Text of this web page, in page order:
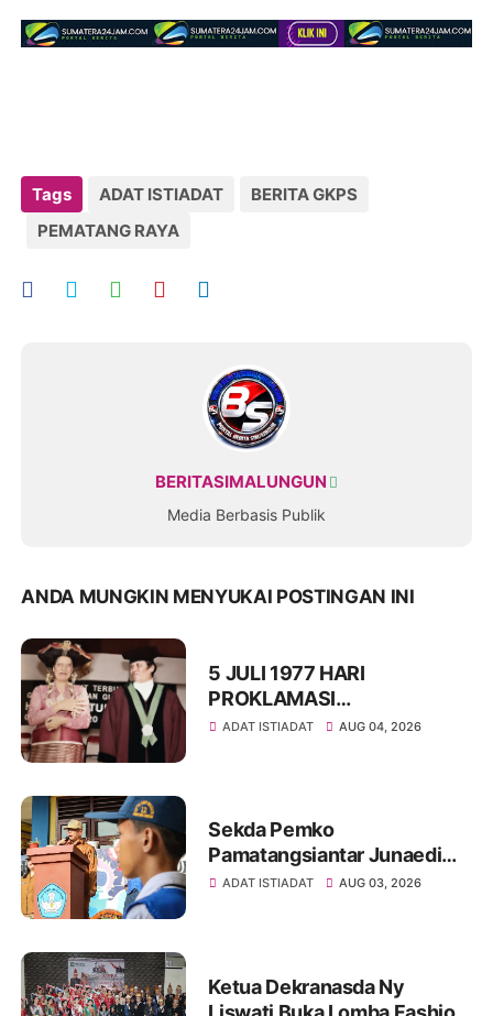
Tags ADAT ISTIADAT
BERITA GKPS
PEMATANG RAYA
BERITASIMALUNGUN
Media Berbasis Publik
ANDA MUNGKIN MENYUKAI POSTINGAN INI
5 JULI 1977 HARI
PROKLAMASI
KEMERDEKAAN BAHASA
ADAT ISTIADAT AUG 04, 2026
Sekda Pemko
Pamatangsiantar Junaedi
Sitanggang Pembina
ADAT ISTIADAT AUG 03, 2026
Ketua Dekranasda Ny